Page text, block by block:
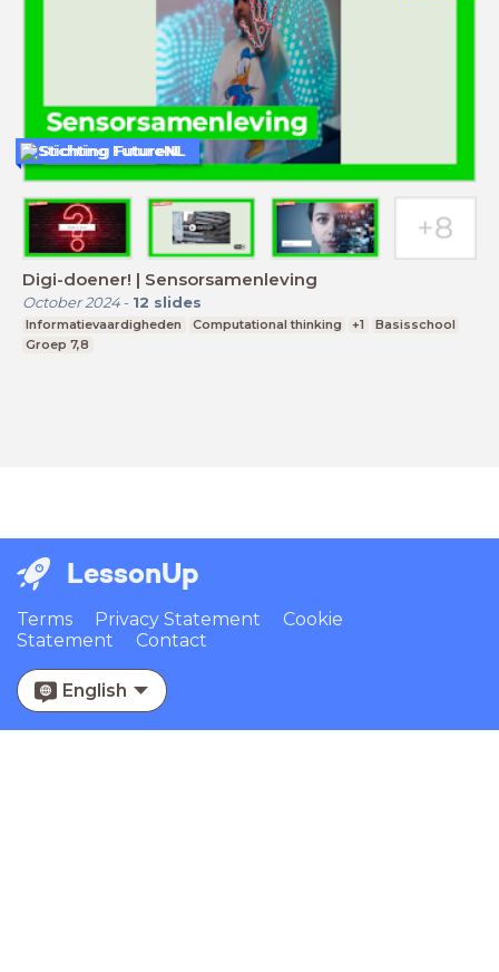
Digi-doener! | Sensorsamenleving
October 2024- 12 slides
Informatievaardigheden Computational thinking +1
Basisschool
Groep 7,8
Stichting FutureNL
LessonUp
Terms Privacy Statement
Cookie
Statement
Contact
English